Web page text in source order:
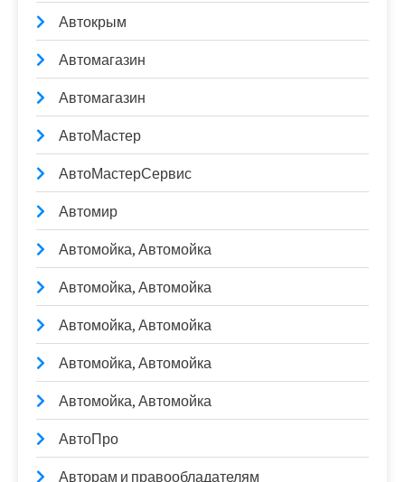
Автокрым
Автомагазин
Автомагазин
АвтоМастер
АвтоМастерСервис
Автомир
Автомойка, Автомойка
Автомойка, Автомойка
Автомойка, Автомойка
Автомойка, Автомойка
Автомойка, Автомойка
АвтоПро
Авторам и правообладателям